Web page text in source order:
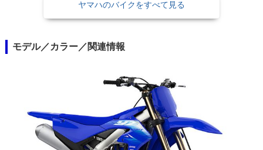
ヤマハのバイクをすべて見る
モデル／カラー／関連情報